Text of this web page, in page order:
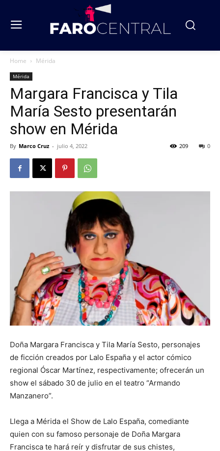
Home Mérida
Mérida
Margara Francisca y Tila
María Sesto presentarán
show en Mérida
By Marco Cruz - julio 4, 2022 0
209
Doña Margara Francisca y Tila María Sesto, personajes
de ficción creados por Lalo España y el actor cómico
regional Óscar Martínez, respectivamente; ofrecerán un
show el sábado 30 de julio en el teatro “Armando
Manzanero”.
Llega a Mérida el Show de Lalo España, comediante
quien con su famoso personaje de Doña Margara
Francisca te hará reír y disfrutar de sus chistes,